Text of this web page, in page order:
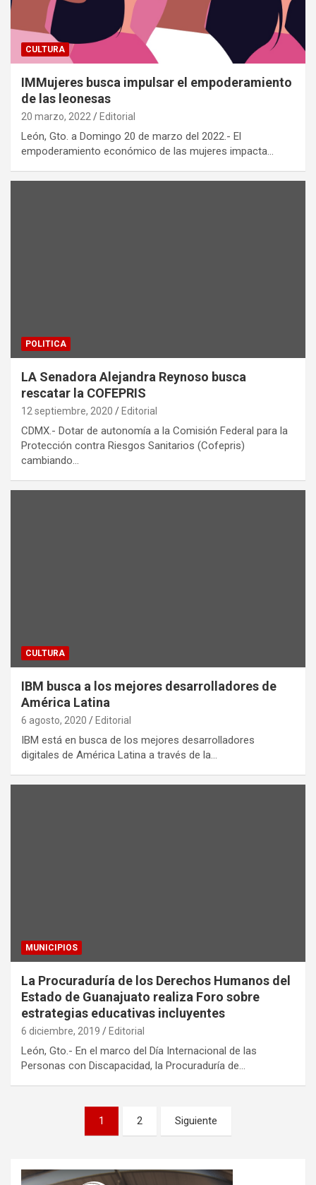
CULTURA
IMMujeres busca impulsar el empoderamiento
de las leonesas
20 marzo, 2022 Editorial
León, Gto. a Domingo 20 de marzo del 2022.- El
empoderamiento económico de las mujeres impacta…
POLITICA
LA Senadora Alejandra Reynoso busca
rescatar la COFEPRIS
12 septiembre, 2020 Editorial
CDMX.- Dotar de autonomía a la Comisión Federal para la
Protección contra Riesgos Sanitarios (Cofepris)
cambiando…
CULTURA
IBM busca a los mejores desarrolladores de
América Latina
6 agosto, 2020 Editorial
IBM está en busca de los mejores desarrolladores
digitales de América Latina a través de la…
MUNICIPIOS
La Procuraduría de los Derechos Humanos del
Estado de Guanajuato realiza Foro sobre
estrategias educativas incluyentes
6 diciembre, 2019 Editorial
León, Gto.- En el marco del Día Internacional de las
Personas con Discapacidad, la Procuraduría de…
1 2 Siguiente